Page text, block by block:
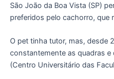
São João da Boa Vista (SP)
preferidos pelo cachorro, que
O pet tinha tutor, mas, desde
constantemente as quadras
(Centro Universitário das